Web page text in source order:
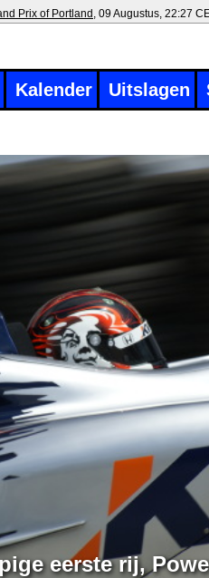
Prix of Portland , 09 Augustus, 22:27
Kalender Uitslagen
eerste rij,